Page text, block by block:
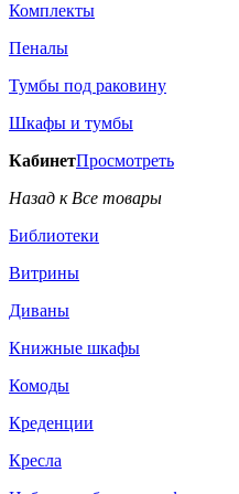
Комплекты
Пеналы
Тумбы под раковину
Шкафы и тумбы
КабинетПросмотреть
Назад к Все товары
Библиотеки
Витрины
Диваны
Книжные шкафы
Комоды
Креденции
Кресла